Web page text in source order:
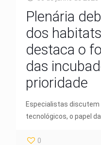
Plenária
dos
destaca o
das
prioridade
Especialistas discutem
tecnológicos, o papel
0